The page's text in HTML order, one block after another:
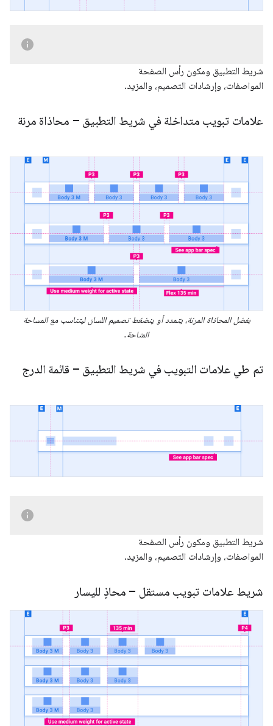
شريط التطبيق ومكون رأس الصفحة
المواصفات، وإرشادات التصميم، والمزيد.
علامات تبويب متداخلة في شريط التطبيق – محاذاة مرنة
بفضل المحاذاة المرنة، يتمدد أو ينضغط تصميم اللسان ليتناسب مع المساحة
المتاحة.
تم طي علامات التبويب في شريط التطبيق – قائمة الدرج
شريط التطبيق ومكون رأس الصفحة
المواصفات، وإرشادات التصميم، والمزيد.
شريط علامات تبويب مستقل – محاذٍ لليسار